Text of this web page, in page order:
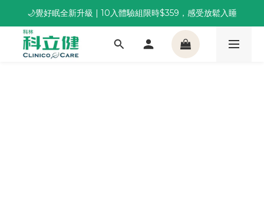
董事長推薦保養組合｜體驗價 $1,800 起，最高享 6 折
🌙覺好眠全新升級 | 10入體驗組限時$359，感受放鬆入睡
董事長推薦保養組合｜體驗價 $1,800 起，最高享 6 折